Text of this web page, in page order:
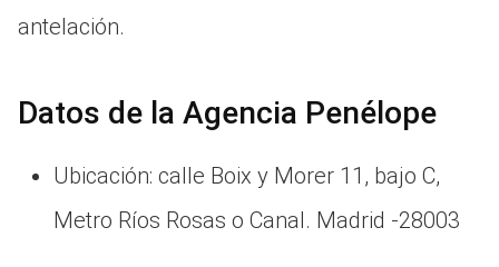
antelación.
Datos de la Agencia Penélope
Ubicación: calle Boix y Morer 11, bajo C,
Metro Ríos Rosas o Canal. Madrid -28003